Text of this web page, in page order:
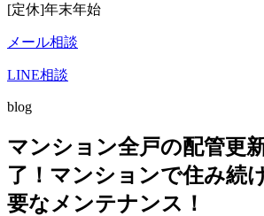
[定休]年末年始
メール相談
LINE相談
blog
マンション全戸の配管更
了！マンションで住み続
要なメンテナンス！